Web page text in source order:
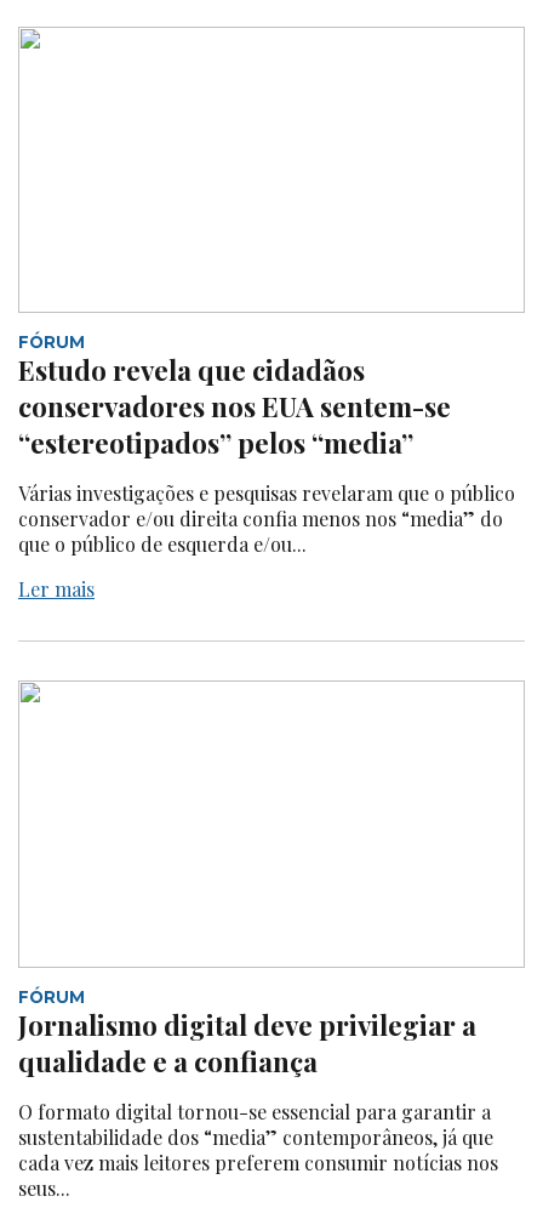
FÓRUM
Estudo revela que cidadãos
conservadores nos EUA sentem-se
“estereotipados” pelos “media”
Várias investigações e pesquisas revelaram que o público
conservador e/ou direita confia menos nos “media” do
que o público de esquerda e/ou...
Ler mais
FÓRUM
Jornalismo digital deve privilegiar a
qualidade e a confiança
O formato digital tornou-se essencial para garantir a
sustentabilidade dos “media” contemporâneos, já que
cada vez mais leitores preferem consumir notícias nos
seus...